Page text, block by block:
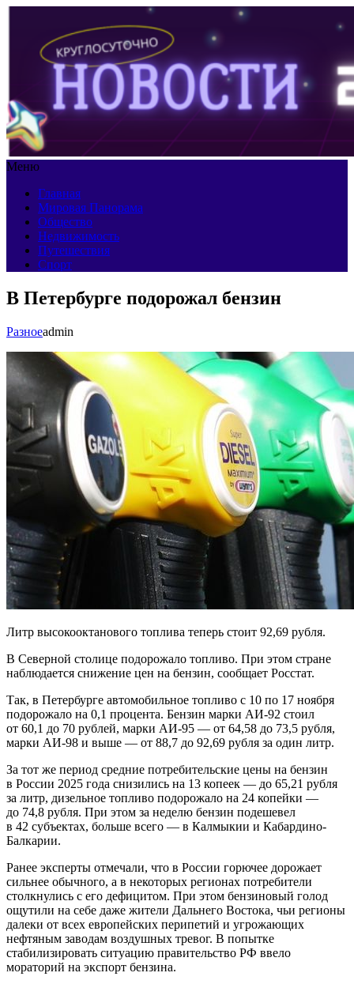
Меню
Главная
Мировая Панорама
Общество
Недвижимость
Путешествия
Спорт
В Петербурге подорожал бензин
Разноеadmin
Литр высокооктанового топлива теперь стоит 92,69 рубля.
В Северной столице подорожало топливо. При этом стране
наблюдается снижение цен на бензин, сообщает Росстат.
Так, в Петербурге автомобильное топливо с 10 по 17 ноября
подорожало на 0,1 процента. Бензин марки АИ-92 стоил
от 60,1 до 70 рублей, марки АИ-95 — от 64,58 до 73,5 рубля,
марки АИ-98 и выше — от 88,7 до 92,69 рубля за один литр.
За тот же период средние потребительские цены на бензин
в России 2025 года снизились на 13 копеек — до 65,21 рубля
за литр, дизельное топливо подорожало на 24 копейки —
до 74,8 рубля. При этом за неделю бензин подешевел
в 42 субъектах, больше всего — в Калмыкии и Кабардино-
Балкарии.
Ранее эксперты отмечали, что в России горючее дорожает
сильнее обычного, а в некоторых регионах потребители
столкнулись с его дефицитом. При этом бензиновый голод
ощутили на себе даже жители Дальнего Востока, чьи регионы
далеки от всех европейских перипетий и угрожающих
нефтяным заводам воздушных тревог. В попытке
стабилизировать ситуацию правительство РФ ввело
мораторий на экспорт бензина.